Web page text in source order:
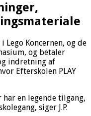
Koncernen, og de
og betaler
indretning af
Efterskolen PLAY
har en legende tilgang,
siger J.P.